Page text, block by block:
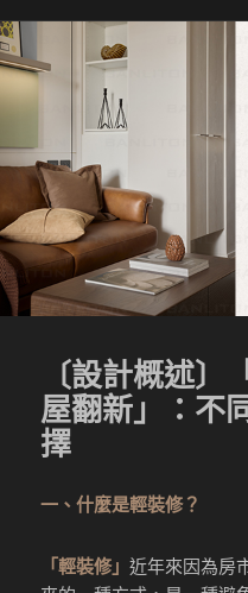
〔設計概述〕
屋翻新」：不
擇
一、什麼是輕裝修？
「輕裝修」近年來因為房